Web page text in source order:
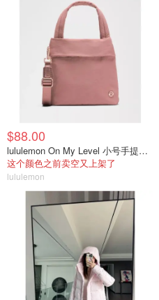
$88.00
lululemon On My Level 小号手提包 5L
这个颜色之前卖空又上架了
lululemon